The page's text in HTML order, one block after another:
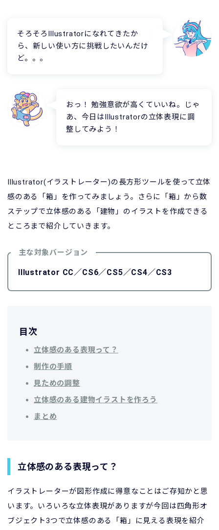
そろそろIllustratorになれてきたか
ら、新しい使い方に挑戦したいんだけ
ど。。。
おっ！ 勉強意欲が高くていいね。じゃ
あ、今日はIllustratorの立体表現に調
整してみよう！
Illustrator(イラストレーター)の長方形ツールを使って立体
感のある「箱」を作ってみましょう。さらに「箱」から数
ステップで立体感のある「建物」のイラストを作成できる
ところまで紹介していきます。
主な対象バージョン
Illustrator CC／CS6／CS5／CS4／CS3
目次
立体感のある表現って？
制作の手順
見ための調整
立体感のある建物イラストを作ろう
まとめ
立体感のある表現って？
イラストレーターが図形作成に得意なことはご存知かと思
います。いろいろな立体表現がありますが今回は四角形オ
ブジェクト3つで立体感のある「箱」に見える表現を紹介